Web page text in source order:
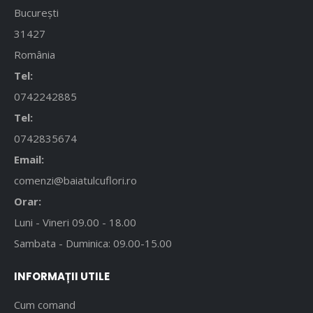
București
31427
România
Tel:
0742242885
Tel:
0742835674
Email:
comenzi@baiatulcuflori.ro
Orar:
Luni - Vineri 09.00 - 18.00
Sambata - Duminica: 09.00-15.00
INFORMAȚII UTILE
Cum comand